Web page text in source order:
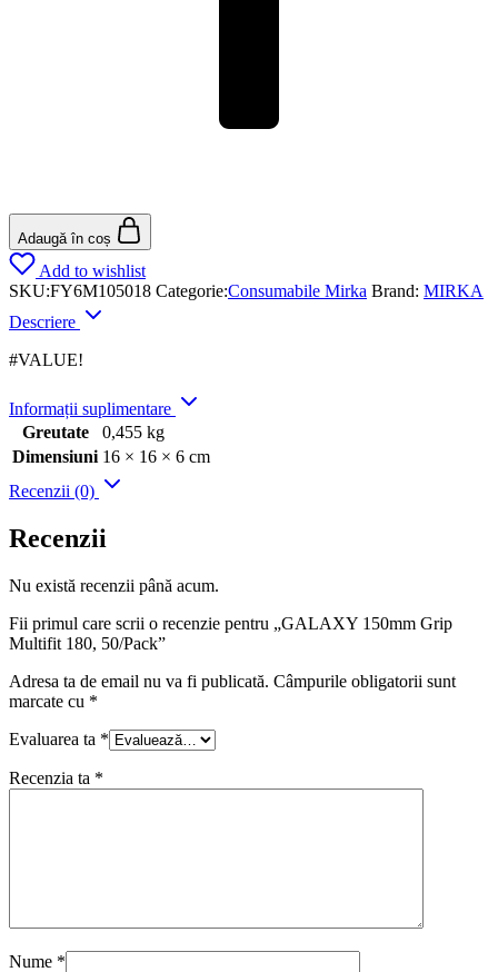
Adaugă în coș
Add to wishlist
SKU:FY6M105018 Categorie:Consumabile Mirka Brand: MIRKA
Descriere
#VALUE!
Informații suplimentare
Greutate
0,455 kg
Dimensiuni 16 × 16 × 6 cm
Recenzii (0)
Recenzii
Nu există recenzii până acum.
Fii primul care scrii o recenzie pentru „GALAXY 150mm Grip
Multifit 180, 50/Pack”
Adresa ta de email nu va fi publicată. Câmpurile obligatorii sunt
marcate cu *
Evaluarea ta *
Recenzia ta *
Nume *